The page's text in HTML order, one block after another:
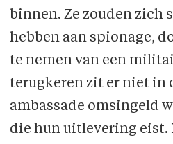
Kokkin - Rhani
Sultan - Linda Lukeba
Burns - Noor De Wilde
Gravin - Lore Gorrens
binnen. Ze zouden zich
hebben aan spionage,
te nemen van een
terugkeren zit er niet in
ambassade omsingeld
die hun uitlevering eist.